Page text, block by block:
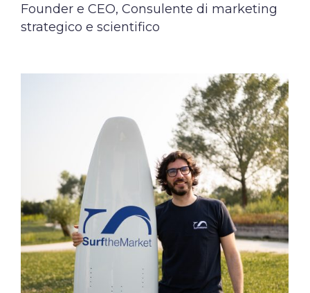
Founder e CEO, Consulente di marketing
strategico e scientifico